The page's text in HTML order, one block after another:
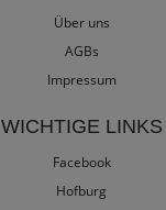
Über uns
AGBs
Impressum
WICHTIGE LINKS
Facebook
Hofburg